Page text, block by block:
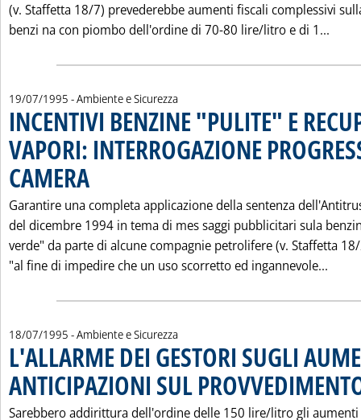
(v. Staffetta 18/7) prevederebbe aumenti fiscali complessivi
benzi na con piombo dell'ordine di 70-80 lire/litro e di 1...
19/07/1995 - Ambiente e Sicurezza
INCENTIVI BENZINE "PULITE" E
VAPORI: INTERROGAZIONE
CAMERA
Garantire una completa applicazione della sentenza
del dicembre 1994 in tema di mes saggi pubblicitari sula
verde" da parte di alcune compagnie petrolifere (v. Staffetta
"al fine di impedire che un uso scorretto ed ingannevole...
18/07/1995 - Ambiente e Sicurezza
L'ALLARME DEI GESTORI SUGLI
ANTICIPAZIONI SUL
Sarebbero addirittura dell'ordine delle 150 lire/litro gli aumenti